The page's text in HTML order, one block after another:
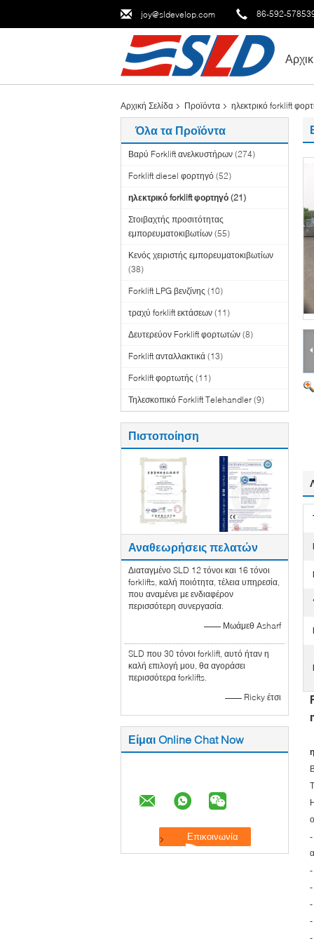
joy@sldevelop.com 86-592-
Αρχική Σελίδα Προϊόντα ηλεκτρικό forklift
Όλα τα Προϊόντα
Βαρύ Forklift ανελκυστήρων (274)
Forklift diesel φορτηγό (52)
ηλεκτρικό forklift φορτηγό (21)
Στοιβαχτής προσιτότητας
εμπορευματοκιβωτίων (55)
Κενός χειριστής εμπορευματοκιβωτίων
(38)
Forklift LPG βενζίνης (10)
τραχύ forklift εκτάσεων (11)
Δευτερεύον Forklift φορτωτών (8)
Forklift ανταλλακτικά (13)
Forklift φορτωτής (11)
Τηλεσκοπικό Forklift Telehandler (9)
Πιστοποίηση
Αναθεωρήσεις πελατών
Διαταγμένο SLD 12 τόνοι και 16 τόνοι
forklifts, καλή ποιότητα, τέλεια υπηρεσία,
που αναμένει με ενδιαφέρον
περισσότερη συνεργασία.
—— Μωάμεθ Asharf
SLD που 30 τόνοι forklift, αυτό ήταν η
καλή επιλογή μου, θα αγοράσει
περισσότερα forklifts.
—— Ricky έτσι
Είμαι Online Chat Now
-
-
-
-
-